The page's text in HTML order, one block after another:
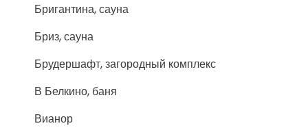
Бригантина, сауна
Бриз, сауна
Брудершафт, загородный комплекс
В Белкино, баня
Вианор